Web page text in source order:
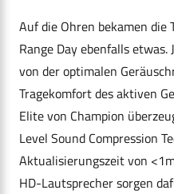
Auf die Ohren bekamen die
Range Day ebenfalls
von der optimalen
Tragekomfort des aktiven
Elite von Champion
Level Sound Compression
Aktualisierungszeit von
HD-Lautsprecher sorgen